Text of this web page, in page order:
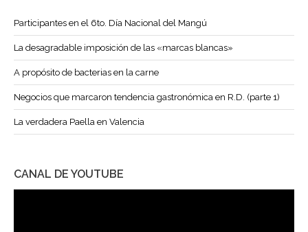
Participantes en el 6to. Día Nacional del Mangú
La desagradable imposición de las «marcas blancas»
A propósito de bacterias en la carne
Negocios que marcaron tendencia gastronómica en R.D. (parte 1)
La verdadera Paella en Valencia
CANAL DE YOUTUBE